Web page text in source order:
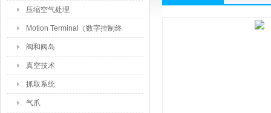
压缩空气处理
Motion Terminal（数字控制终
端）
阀和阀岛
真空技术
抓取系统
气爪